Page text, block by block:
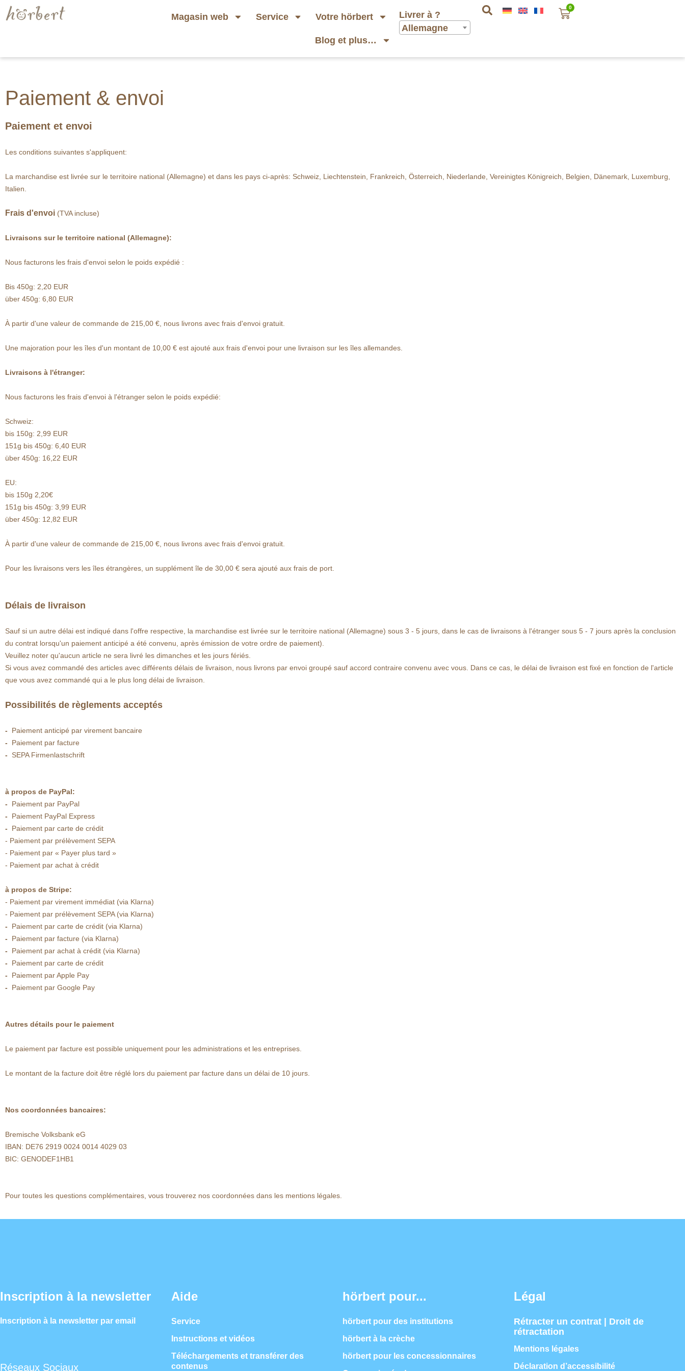
Magasin web Service Votre hörbert
Blog et plus…
Livrer à ?
Allemagne
0
Paiement & envoi
Paiement et envoi
Les conditions suivantes s'appliquent:
La marchandise est livrée sur le territoire national (Allemagne) et dans les pays ci-après: Schweiz, Liechtenstein, Frankreich, Österreich, Niederlande, Vereinigtes Königreich, Belgien, Dänemark, Luxemburg,
Italien.
Frais d'envoi (TVA incluse)
Livraisons sur le territoire national (Allemagne):
Nous facturons les frais d'envoi selon le poids expédié :
Bis 450g: 2,20 EUR
über 450g: 6,80 EUR
À partir d'une valeur de commande de 215,00 €, nous livrons avec frais d'envoi gratuit.
Une majoration pour les îles d'un montant de 10,00 € est ajouté aux frais d'envoi pour une livraison sur les îles allemandes.
Livraisons à l'étranger:
Nous facturons les frais d'envoi à l'étranger selon le poids expédié:
Schweiz:
bis 150g: 2,99 EUR
151g bis 450g: 6,40 EUR
über 450g: 16,22 EUR
EU:
bis 150g 2,20€
151g bis 450g: 3,99 EUR
über 450g: 12,82 EUR
À partir d'une valeur de commande de 215,00 €, nous livrons avec frais d'envoi gratuit.
Pour les livraisons vers les îles étrangères, un supplément île de 30,00 € sera ajouté aux frais de port.
Délais de livraison
Sauf si un autre délai est indiqué dans l'offre respective, la marchandise est livrée sur le territoire national (Allemagne) sous 3 - 5 jours , dans le cas de livraisons à l'étranger sous 5 - 7 jours après la conclusion
du contrat lorsqu'un paiement anticipé a été convenu, après émission de votre ordre de paiement).
Veuillez noter qu'aucun article ne sera livré les dimanches et les jours fériés.
Si vous avez commandé des articles avec différents délais de livraison, nous livrons par envoi groupé sauf accord contraire convenu avec vous. Dans ce cas, le délai de livraison est fixé en fonction de l'article
que vous avez commandé qui a le plus long délai de livraison.
Possibilités de règlements acceptés
-
Paiement anticipé par virement bancaire
-
Paiement par facture
- SEPA Firmenlastschrift
à propos de PayPal:
- Paiement par PayPal
- Paiement PayPal Express
-
Paiement par carte de crédit
- Paiement par prélèvement SEPA
- Paiement par « Payer plus tard »
- Paiement par achat à crédit
à propos de Stripe:
- Paiement par virement immédiat (via Klarna)
- Paiement par prélèvement SEPA (via Klarna)
- Paiement par carte de crédit (via Klarna)
- Paiement par facture (via Klarna)
-
Paiement par achat à crédit (via Klarna)
-
Paiement par carte de crédit
- Paiement par Apple Pay
- Paiement par Google Pay
Autres détails pour le paiement
Le paiement par facture est possible uniquement pour les administrations et les entreprises.
Le montant de la facture doit être réglé lors du paiement par facture dans un délai de 10 jours.
Nos coordonnées bancaires:
Bremische Volksbank eG
IBAN: DE76 2919 0024 0014 4029 03
BIC: GENODEF1HB1
Pour toutes les questions complémentaires, vous trouverez nos coordonnées dans les mentions légales.
Inscription à la newsletter
Inscription à la newsletter par email
Réseaux Sociaux
Aide
Service
Instructions et vidéos
Téléchargements et transférer des
contenus
hörbert pour...
hörbert pour des institutions
hörbert à la crèche
hörbert pour les concessionnaires
Légal
Rétracter un contrat | Droit de
rétractation
Mentions légales
Déclaration d’accessibilité